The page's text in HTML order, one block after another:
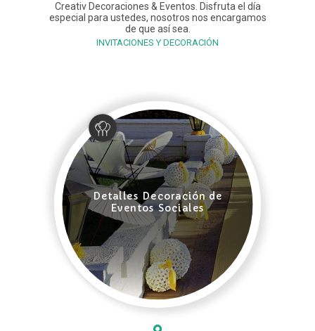
Creativ Decoraciones & Eventos. Disfruta el día
especial para ustedes, nosotros nos encargamos
de que así sea.
INVITACIONES Y DECORACIÓN
Detalles Decoración de
Eventos Sociales